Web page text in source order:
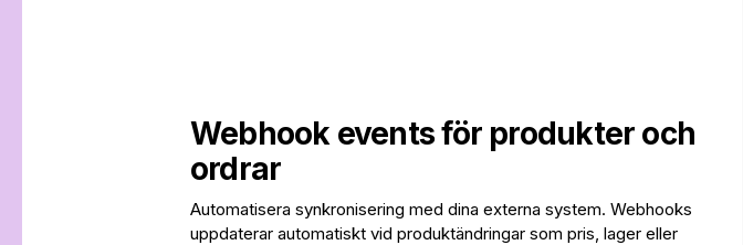
Webhook events för produkter och
ordrar
Automatisera synkronisering med dina externa system. Webhooks
uppdaterar automatiskt vid produktändringar som pris, lager eller